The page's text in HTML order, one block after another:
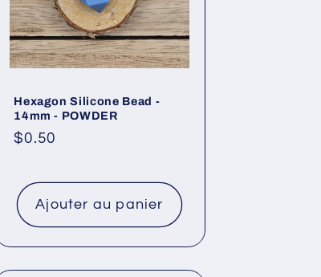
Hexagon Silicone Bead -
14mm - POWDER
Prix
$0.50
Ajouter au panier